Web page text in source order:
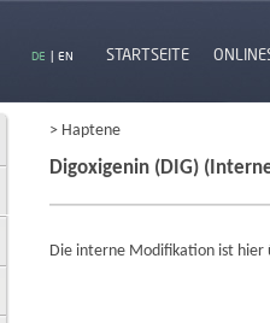
DE | EN STARTSEITE
> Haptene
Digoxigenin (DIG)
Die interne Modifikation ist hier